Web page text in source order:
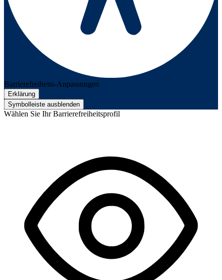
Barrierefreiheits-Anpassungen
Erklärung
Symbolleiste ausblenden
Wählen Sie Ihr Barrierefreiheitsprofil